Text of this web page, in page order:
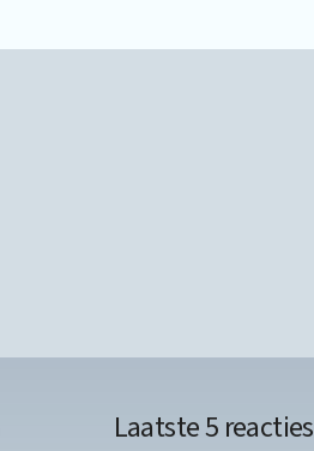
Laatste 5 reacties